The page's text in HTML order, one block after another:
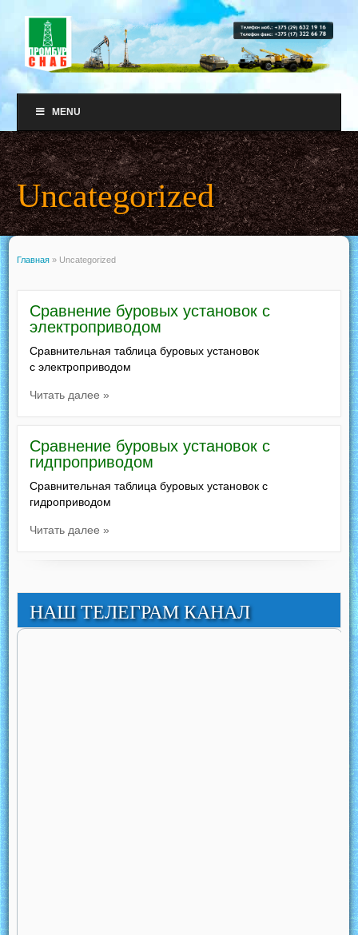
MENU
Uncategorized
Главная » Uncategorized
Сравнение буровых установок с
электроприводом
Сравнительная таблица буровых установок
с электроприводом
Читать далее »
Сравнение буровых установок с
гидпроприводом
Сравнительная таблица буровых установок с
гидроприводом
Читать далее »
НАШ ТЕЛЕГРАМ КАНАЛ